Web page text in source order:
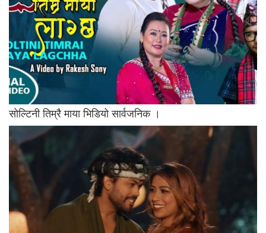
साेल्टिनी तिम्रै माया भिडियो सार्वजनिक ।